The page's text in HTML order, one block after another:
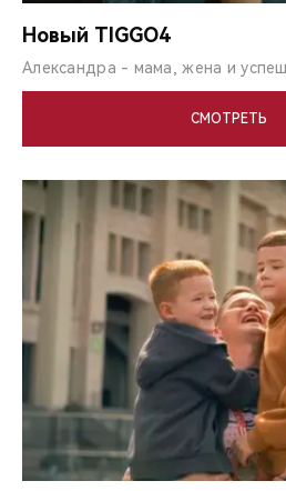
CHERY CONNECT
ВИДЕООБЗОРЫ
CHERY ДЛЯ ДЕТЕЙ
Новый TIGGO4
Александра - мама, жена и
СМОТРЕТЬ